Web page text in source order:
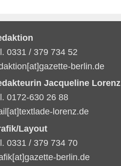
0331 / 379 734 52
berlin.de
Jacqueline Lorenz
0172-630 26 88
lorenz.de
Layout
0331 / 379 734 70
berlin.de